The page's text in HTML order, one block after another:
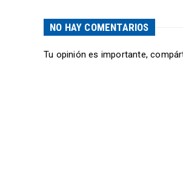
NO HAY COMENTARIOS
Tu opinión es importante,